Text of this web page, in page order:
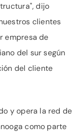
dijo
clientes
empresa de
del sur según
del cliente
y opera la red de
como parte